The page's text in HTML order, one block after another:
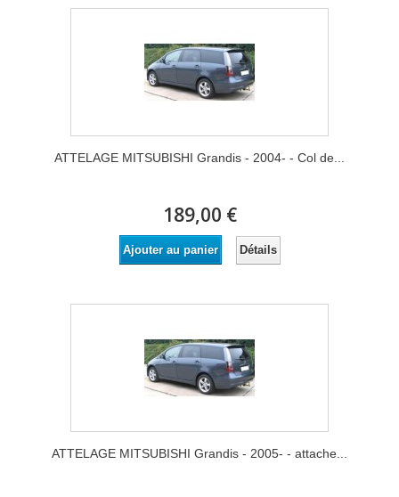
ATTELAGE MITSUBISHI Grandis - 2004- - Col de...
189,00 €
Ajouter au panier Détails
ATTELAGE MITSUBISHI Grandis - 2005- - attache...